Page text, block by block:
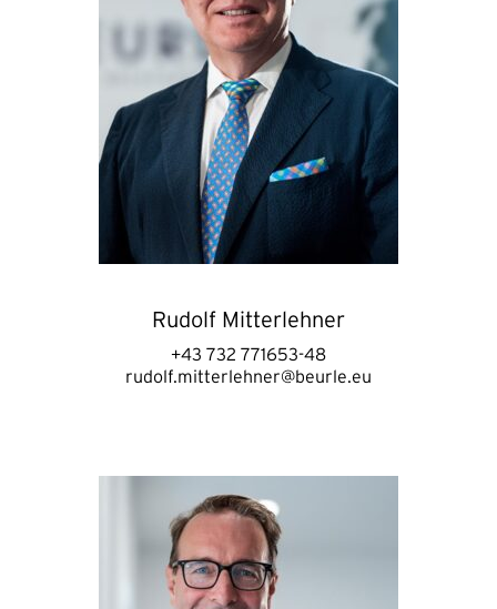
Rudolf Mitterlehner
+43 732 771653-48
rudolf.mitterlehner@beurle.eu